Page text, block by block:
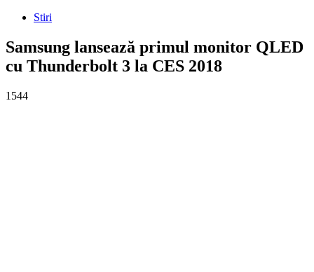
Stiri
Samsung lansează primul monitor QLED
cu Thunderbolt 3 la CES 2018
1544